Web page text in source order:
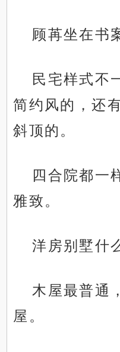
顾苒坐在书
民宅样式不
简约风的，还
斜顶的。
四合院都一
雅致。
洋房别墅什
木屋最普通
屋。